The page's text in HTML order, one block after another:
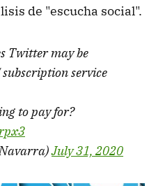
de "escucha social".
Twitter may be
service
to pay for?
July 31, 2020